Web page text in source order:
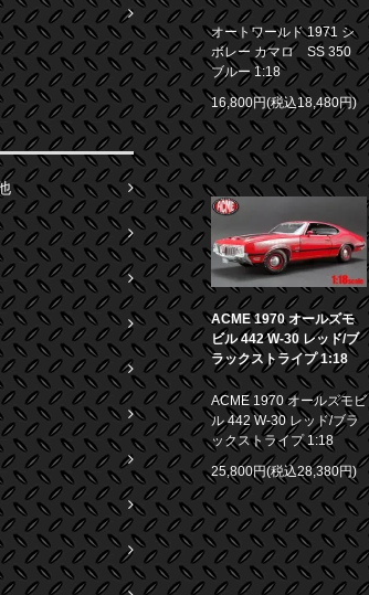
オートワールド 1971 シ
ボレー カマロ SS 350
ブルー 1:18
16,800円(税込18,480円)
ACME 1970 オールズモ
ビル 442 W-30 レッド/ブ
ラックストライプ 1:18
ACME 1970 オールズモビ
ル 442 W-30 レッド/ブラ
ックストライプ 1:18
25,800円(税込28,380円)